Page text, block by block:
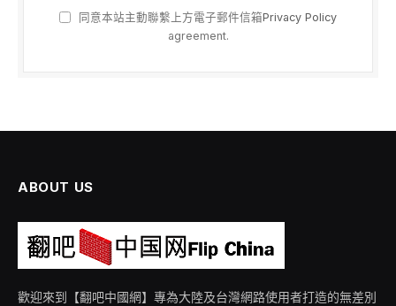
同意本站主動聯繫上方電子郵件信箱Privacy Policy
agreement.
ABOUT US
歡迎來到【翻吧中國網】專為大陸及台灣網路使用者打造的無差別